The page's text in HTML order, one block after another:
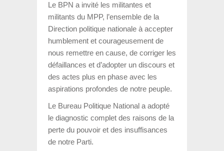
Le BPN a invité les militantes et
militants du MPP, l’ensemble de la
Direction politique nationale à accepter
humblement et courageusement de
nous remettre en cause, de corriger les
défaillances et d’adopter un discours et
des actes plus en phase avec les
aspirations profondes de notre peuple.
Le Bureau Politique National a adopté
le diagnostic complet des raisons de la
perte du pouvoir et des insuffisances
de notre Parti.